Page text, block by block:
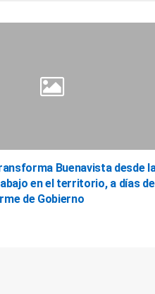
Buenavista desde
en el territorio, a días de
de Gobierno